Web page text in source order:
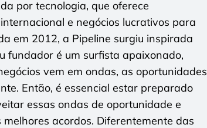
por tecnologia, que oferece
e negócios lucrativos para
em 2012, a Pipeline surgiu inspirada
fundador é um surfista apaixonado,
vem em ondas, as oportunidades
Então, é essencial estar preparado
essas ondas de oportunidade e
acordos. Diferentemente das